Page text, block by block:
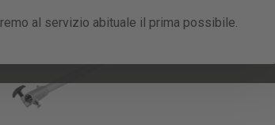
al servizio abituale il prima possibile.